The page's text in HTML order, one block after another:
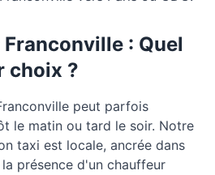
Franconville : Quel
choix ?
peut parfois
le matin ou tard le soir. Notre
taxi est locale, ancrée dans
présence d'un chauffeur